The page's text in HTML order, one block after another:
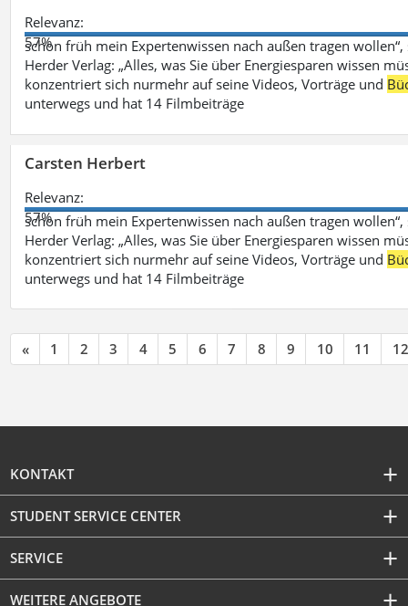
Relevanz:
57%
schon früh mein Expertenwissen nach außen tragen
Herder Verlag: „Alles, was Sie über Energiesparen wissen
konzentriert sich nurmehr auf seine Videos, Vorträge und
unterwegs und hat 14 Filmbeiträge
Carsten Herbert
Relevanz:
57%
schon früh mein Expertenwissen nach außen tragen
Herder Verlag: „Alles, was Sie über Energiesparen wissen
konzentriert sich nurmehr auf seine Videos, Vorträge und
unterwegs und hat 14 Filmbeiträge
« 1 2 3 4 5 6 7 8 9 10 11 12
KONTAKT
STUDENT SERVICE CENTER
SERVICE
WEITERE ANGEBOTE